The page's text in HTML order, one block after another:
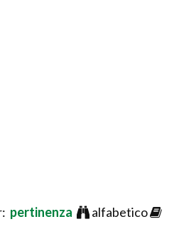
pertinenza
alfabetico